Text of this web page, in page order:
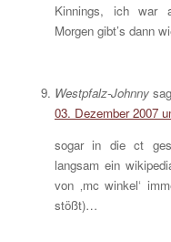
Kinnings, ich war
Morgen gibt’s dann
Westpfalz-Johnny
03. Dezember 2007
sogar in die ct
langsam ein
von ‚mc winkel‘
stößt)…